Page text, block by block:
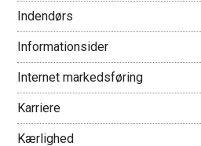
Indendørs
Informationsider
Internet markedsføring
Karriere
Kærlighed